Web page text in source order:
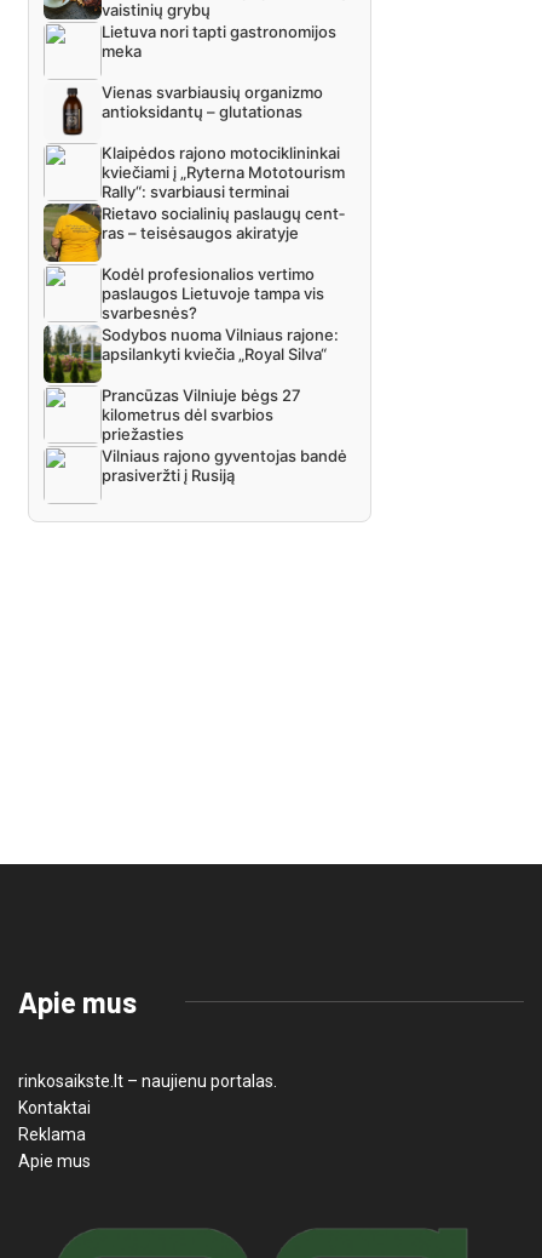
Apie mus
rinkosaikste.lt – naujienu portalas.
Kontaktai
Reklama
Apie mus